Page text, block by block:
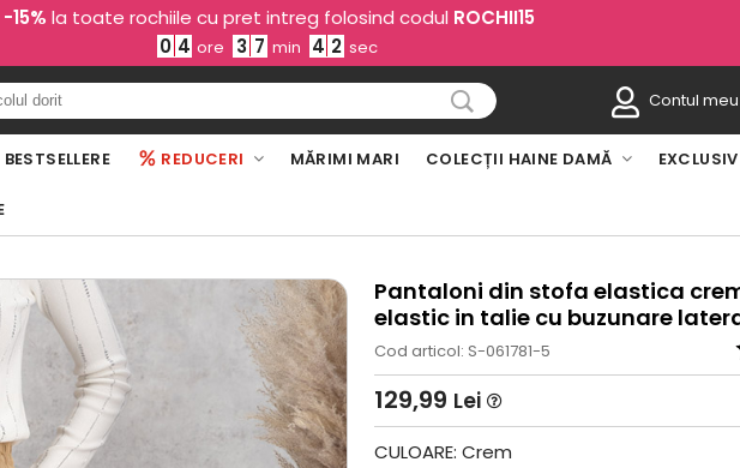
-15% la toate rochiile cu pret intreg folosind codul ROCHII15
0 4 ore 3 7 min 4 0 sec
Contul meu
BESTSELLERE REDUCERI MĂRIMI MARI COLECȚII HAINE DAMĂ
Pantaloni din stofa elastica
elastic in talie cu buzunare
Cod articol: S-061781-5
129,99 Lei
CULOARE:Crem